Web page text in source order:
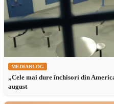
MEDIABLOG
„Cele mai dure închisori din
august